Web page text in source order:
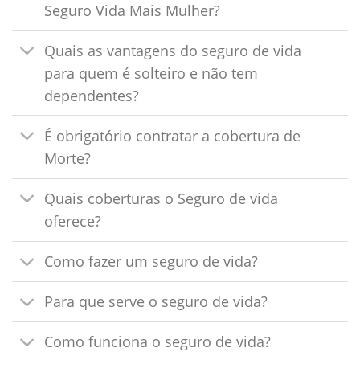
Seguro Vida Mais Mulher?
Quais as vantagens do seguro de vida
para quem é solteiro e não tem
dependentes?
É obrigatório contratar a cobertura de
Morte?
Quais coberturas o Seguro de vida
oferece?
Como fazer um seguro de vida?
Para que serve o seguro de vida?
Como funciona o seguro de vida?